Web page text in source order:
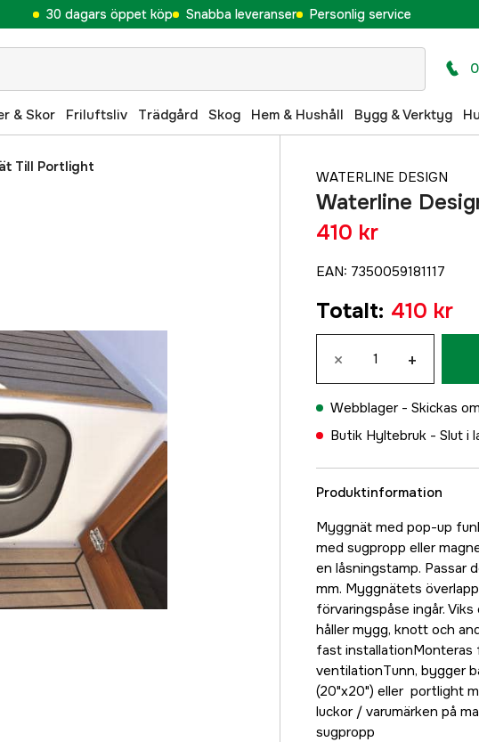
30 dagars öppet köp Snabba leveranser Personlig service
& Skor Friluftsliv Trädgård Skog Hem & Hushåll Bygg & Verktyg
Till Portlight
WATERLINE DESIGN
Waterline
410 kr
EAN: 7350059181117
Totalt: 410 kr
× +
Webblager - Skickas
Butik Hyltebruk - Slut i
Produktinformation
Myggnät med pop-up
med sugpropp eller
en låsningstamp. Passar
mm. Myggnätets
förvaringspåse ingår.
håller mygg, knott och
fast installationMonteras
ventilationTunn, bygger
(20"x20") eller portlight
luckor / varumärken på
sugpropp